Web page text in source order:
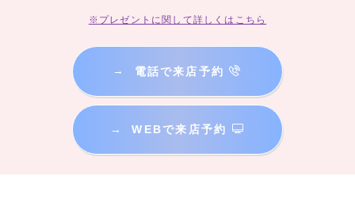
※プレゼントに関して詳しくはこちら
→ 電話で来店予約
→ WEBで来店予約